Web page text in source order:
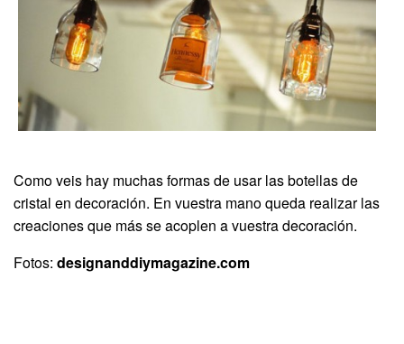
Como veis hay muchas formas de usar las botellas de
cristal en decoración. En vuestra mano queda realizar las
creaciones que más se acoplen a vuestra decoración.
Fotos: designanddiymagazine.com